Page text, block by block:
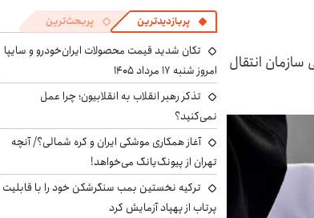
انتقال
پربازدیدترین پربحث‌ترین
تکان شدید قیمت محصولات ایران‌خودرو و سایپا
امروز شنبه ۱۷ مرداد ۱۴۰۵
تذکر رهبر انقلاب به انقلابیون؛ چرا عمل
نمی‌کنید؟
آغاز همکاری موشکی ایران و کره شمالی؟/ آنچه
تهران از پیونگ‌یانگ می‌خواهد!
ترکیه نخستین بمب سنگرشکن خود را با قابلیت
پرتاب از پهپاد آزمایش کرد